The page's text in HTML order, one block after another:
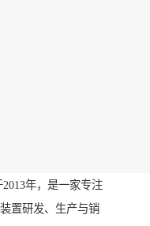
年，是一家专注
置研发、生产与销